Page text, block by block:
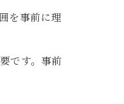
を事前に理
です。事前